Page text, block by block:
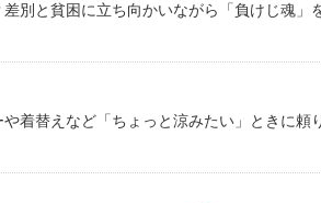
別と貧困に立ち向かいながら「負けじ魂」
着替えなど「ちょっと涼みたい」ときに頼